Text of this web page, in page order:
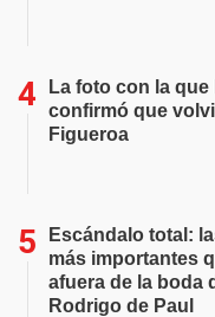
La foto con la
confirmó que
Figueroa
Escándalo total:
más importantes
afuera de la boda
Rodrigo de Paul